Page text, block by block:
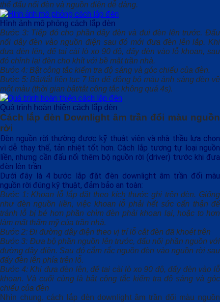
thể đấu nối đèn và nguồn điện dễ dàng.
Hình ảnh mô phỏng cách lắp đèn
Bước 3: Tiếp đó cho phần dây đèn và đui đèn lên trước. Đấu
nối dây đèn vào nguồn điện sau đó mới đưa đèn lên lắp. Khi
đưa đèn lên, để tai cài lò xo 90 độ, đẩy đèn vào lỗ khoan, sau
đó chỉnh lại đèn cho khít với bề mặt trần nhà.
Bước 4: Bật công tắc kiểm tra độ sáng và góc chiếu của đèn.
Bước 5: Bật/tắt liên tục 7 lần để đồng bộ màu ánh sáng đèn về
một màu (thời gian bật/tắt công tắc không quá 4s).
Quá trình hoàn thiện cách lắp đèn
Cách lắp đèn Downlight âm trần đổi màu nguồn
rời
Đèn nguồn rời thường được kỹ thuật viên và nhà thầu lựa chọn
vì dễ thay thế, tản nhiệt tốt hơn. Cách lắp tương tự loại nguồn
liền, nhưng cần đấu nối thêm bộ nguồn rời (driver) trước khi đưa
đèn lên trần.
Dưới đây là 4 bước lắp đặt đèn downlight âm trần đổi màu
nguồn rời đúng kỹ thuật, đảm bảo an toàn:
Bước 1: Khoan lỗ lắp đặt theo kích thước ghi trên đèn. Giống
như đèn nguồn liền, việc khoan lỗ phải hết sức cẩn thận để
tránh lỗ bị bé hơn phần chìm đèn phải khoan lại, hoặc to hơn
làm mất thẩm mỹ của trần nhà.
Bước 2: Đi đường dây điện theo vị trí lỗ cắt đèn đã khoét trên
Bước 3: Đưa bộ phần nguồn lên trước, đấu nối phần nguồn với
đường dây điện. Sau đó cắm rắc nguồn đèn vào nguồn rời sau
đẩy đèn lên phía trên lỗ.
Bước 4: Khi đưa đèn lên, để tai cài lò xo 90 độ, đẩy đèn vào lỗ
khoan. Và cuối cùng là bật công tắc kiểm tra độ sáng và góc
chiếu của đèn
Nhìn chung, cách lắp đèn downlight âm trần đổi màu nguồn